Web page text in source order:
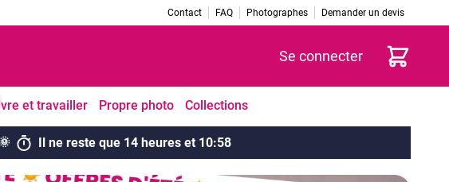
Contact FAQ Photographes Demander un devis
Se connecter Panier
et travailler Propre photo Collections
Il ne reste que 14 heures et 10:55